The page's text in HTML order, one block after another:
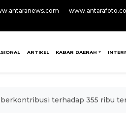
ARTIKEL KABAR DAERAH
terhadap 355 ribu